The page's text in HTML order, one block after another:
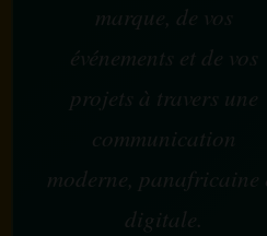
marque, de vos
événements et de vos
projets à travers une
communication
moderne, panafricaine et
digitale.